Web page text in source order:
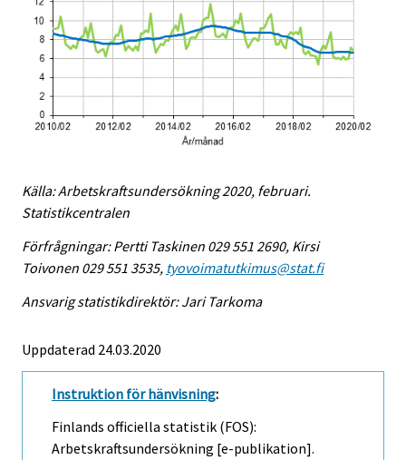
Källa: Arbetskraftsundersökning 2020, februari.
Statistikcentralen
Förfrågningar: Pertti Taskinen 029 551 2690, Kirsi
Toivonen 029 551 3535, tyovoimatutkimus@stat.fi
Ansvarig statistikdirektör: Jari Tarkoma
Uppdaterad 24.03.2020
Instruktion för hänvisning:
Finlands officiella statistik (FOS):
Arbetskraftsundersökning [e-publikation].